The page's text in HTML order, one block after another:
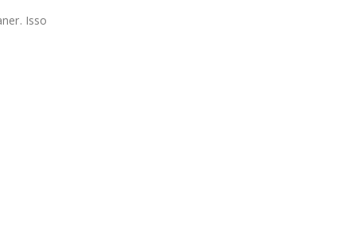
Isso